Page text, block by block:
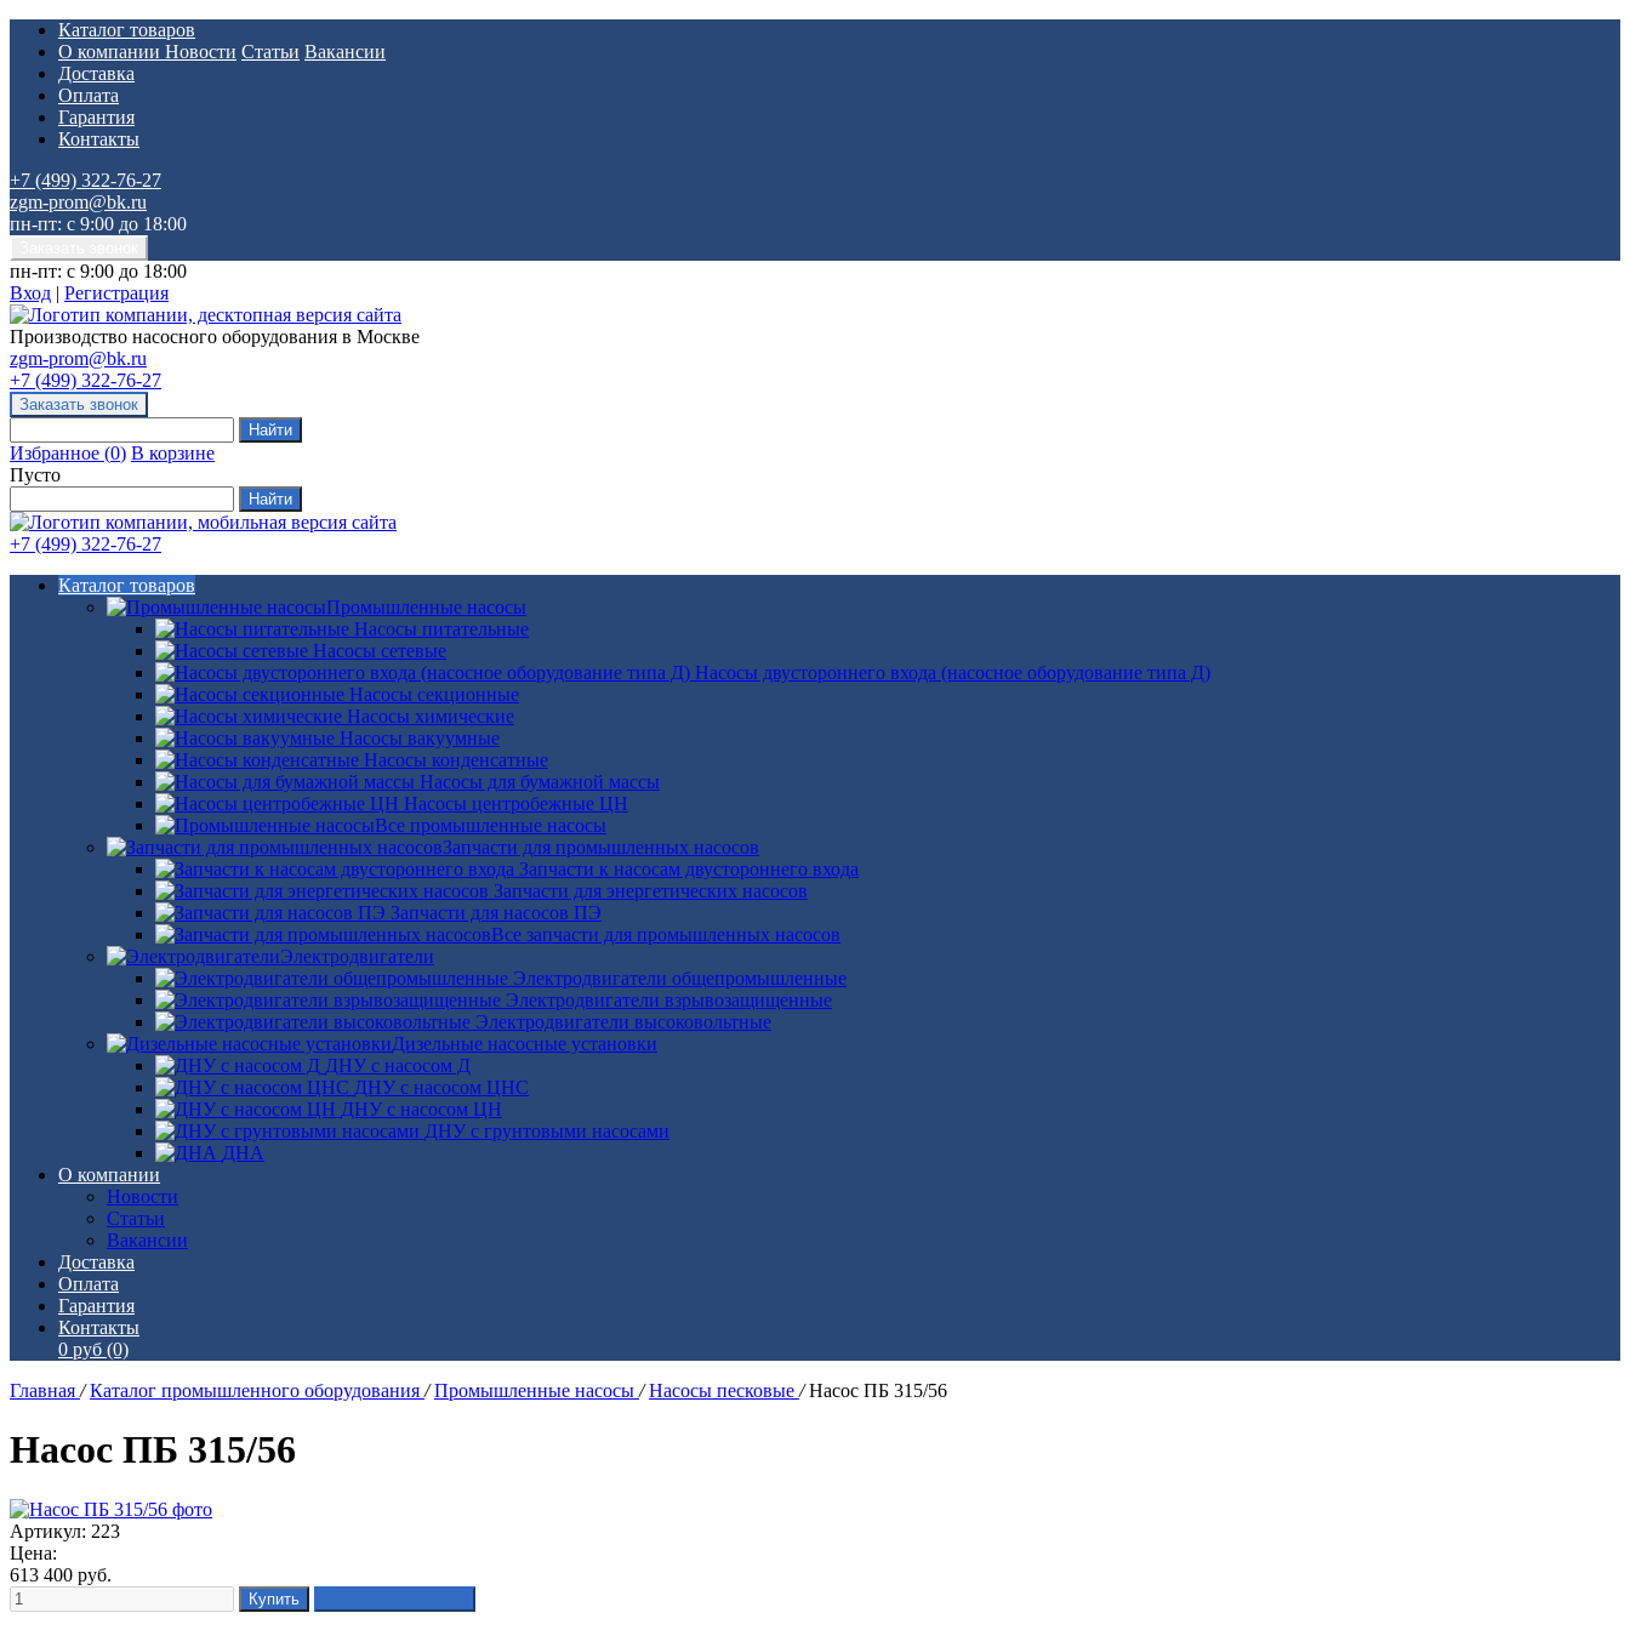
Каталог товаров
О компании Новости Статьи Вакансии
Доставка
Оплата
Гарантия
Контакты
+7 (499) 322-76-27
zgm-prom@bk.ru
пн-пт: с 9:00 до 18:00
пн-пт: с 9:00 до 18:00
Вход | Регистрация
Производство насосного оборудования в Москве
zgm-prom@bk.ru
+7 (499) 322-76-27
Избранное (0) В корзине
Пусто
+7 (499) 322-76-27
Каталог товаров
Промышленные насосы
Насосы питательные
Насосы сетевые
Насосы двустороннего входа (насосное оборудование типа Д)
Насосы секционные
Насосы химические
Насосы вакуумные
Насосы конденсатные
Насосы для бумажной массы
Насосы центробежные ЦН
Все промышленные насосы
Запчасти для промышленных насосов
Запчасти к насосам двустороннего входа
Запчасти для энергетических насосов
Запчасти для насосов ПЭ
Все запчасти для промышленных насосов
Электродвигатели
Электродвигатели общепромышленные
Электродвигатели взрывозащищенные
Электродвигатели высоковольтные
Дизельные насосные установки
ДНУ с насосом Д
ДНУ с насосом ЦНС
ДНУ с насосом ЦН
ДНУ с грунтовыми насосами
ДНА
О компании
Новости
Статьи
Вакансии
Доставка
Оплата
Гарантия
Контакты
0 руб (0)
Главная / Каталог промышленного оборудования / Промышленные насосы / Насосы песковые / Насос ПБ 315/56
Насос ПБ 315/56
Артикул: 223
Цена:
613 400 руб.